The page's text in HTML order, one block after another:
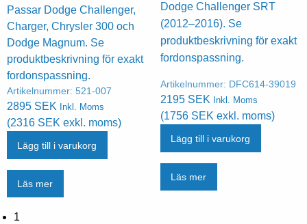
Passar Dodge Challenger,
Charger, Chrysler 300 och
Dodge Magnum. Se
produktbeskrivning för exakt
fordonspassning.
Artikelnummer: 521-007
2895 SEK Inkl. Moms
(2316 SEK exkl. moms)
Lägg till i varukorg
Läs mer
Dodge Challenger SRT
(2012–2016). Se
produktbeskrivning för exakt
fordonspassning.
Artikelnummer: DFC614-39019
2195 SEK Inkl. Moms
(1756 SEK exkl. moms)
Lägg till i varukorg
Läs mer
1